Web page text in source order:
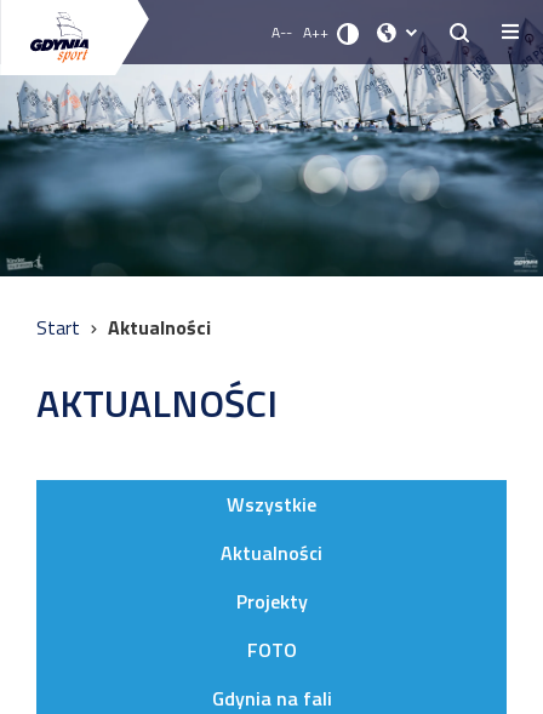
A-- A++
Start Aktualności
AKTUALNOŚCI
Wszystkie
Aktualności
Projekty
FOTO
Gdynia na fali